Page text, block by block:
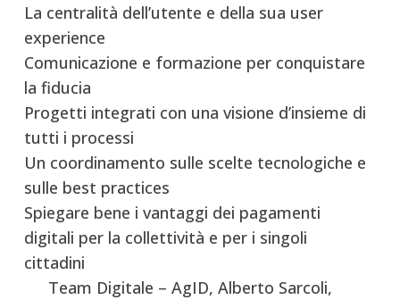
La centralità dell’utente e della sua user
experience
Comunicazione e formazione per conquistare
la fiducia
Progetti integrati con una visione d’insieme di
tutti i processi
Un coordinamento sulle scelte tecnologiche e
sulle best practices
Spiegare bene i vantaggi dei pagamenti
digitali per la collettività e per i singoli
cittadini
Team Digitale – AgID, Alberto Sarcoli,